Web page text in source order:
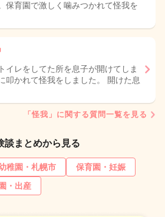
保育園で激しく噛みつかれて怪我を
イレをしてた所を息子が開けてしま
叩かれて怪我をしました。 開けた息
「怪我」に関する質問一覧を見る
談まとめから見る
稚園・札幌市
保育園・妊娠
・出産